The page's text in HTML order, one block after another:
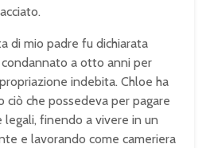
di mio padre fu dichiarata
a otto anni per
indebita. Chloe ha
che possedeva per pagare
legali, finendo a vivere in un
e lavorando come cameriera